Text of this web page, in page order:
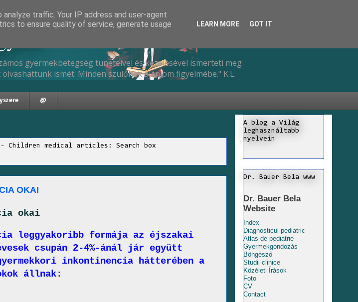
gyermekbetegség tüneteivel és kezelésével ismerteti meg
ismét. Minden szülőnek ajánlom figyelmébe." K.L.
@
- Children medical articles: Search box
OKAI
okai
leggyakoribb formája az éjszakai
csupán 2-4%-ánál jár együtt
inkontinencia hátterében a
állnak:
A blog a Világ
leghasználtabb
nyelvein
Dr. Bauer Bela www
Dr. Bauer Bela
Website
Index
Diagnosticul pediatric
Atlas de pediatrie
Gyermekgondozás
Böngésző
Studii clinice
Közéleti Írások
Foto
CV
Contact
traffic. Your IP address and user-agent
to ensure quality of service, generate usage
LEARN MORE GOT IT